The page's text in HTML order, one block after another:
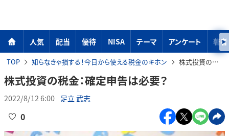
人気 配当 優待 NISA テーマ アンケート 著者
TOP 知らなきゃ損する！今日から使える税金のキホン 株式投資の税金：確定申告は必要？
株式投資の税金：確定申告は必要？
2022/8/12 6:00 足立 武志
0